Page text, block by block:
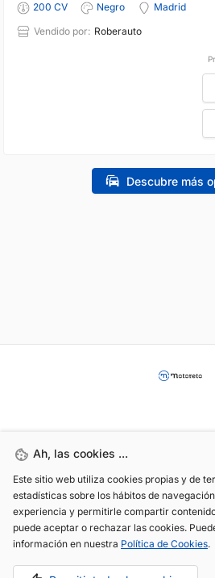
200 CV
Negro
Madrid
Vendido por: Roberauto
Descubre más
Ah, las cookies ...
Este sitio web utiliza cookies propias y de
estadísticas sobre los hábitos de
experiencia y permitirle compartir
puede aceptar o rechazar las cookies.
información en nuestra Política de Cookies.